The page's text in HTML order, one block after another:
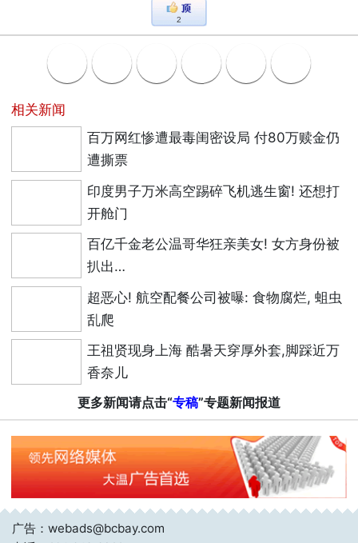
2
相关新闻
百万网红惨遭最毒闺密设局 付80万赎金仍
遭撕票
印度男子万米高空踢碎飞机逃生窗! 还想打
开舱门
百亿千金老公温哥华狂亲美女! 女方身份被
扒出…
超恶心! 航空配餐公司被曝: 食物腐烂, 蛆虫
乱爬
王祖贤现身上海 酷暑天穿厚外套,脚踩近万
香奈儿
更多新闻请点击“专稿”专题新闻报道
广告：webads@bcbay.com